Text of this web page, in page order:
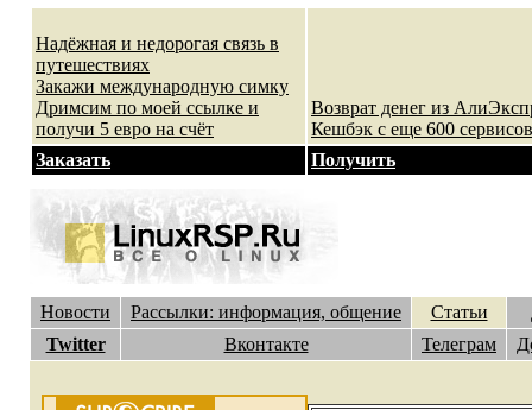
Надёжная и недорогая связь в
путешествиях
Закажи международную симку
Дримсим по моей ссылке и
получи 5 евро на счёт
Возврат денег из
Кешбэк с еще 600
Заказать
Получить
Новости Рассылки: информация, общение Статьи
Twitter
Вконтакте Телеграм